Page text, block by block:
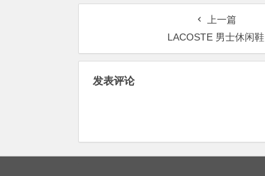
上一篇
LACOSTE 男士休闲鞋
发表评论